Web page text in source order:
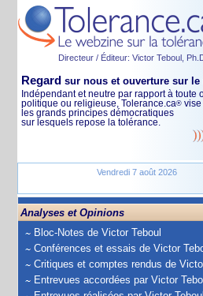
Directeur / Éditeur: Victor Teboul,
Regard sur nous et ouverture sur le
Indépendant et neutre par rapport à toute
politique ou religieuse, Tolerance.ca® vise
les grands principes démocratiques
sur lesquels repose la tolérance.
Vendredi 7 août 2026
Analyses et Opinions
Bloc-Notes de Victor Teboul
Conférences et essais de Victor
Critiques et comptes rendus de
Entrevues accordées par Victor